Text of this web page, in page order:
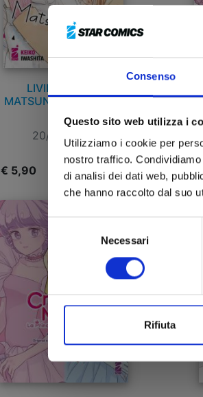
Consenso
Questo sito web utilizza i
Utilizziamo i cookie per
nostro traffico.
di analisi dei dati web,
che hanno raccolto dal suo
Necessari
Rifiuta
LIVING-ROOM
MATSUNAGA-SAN n. 7
20/04/2022
€ 5,90